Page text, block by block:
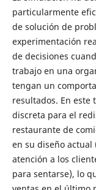
particularmente
de solución de
experimentación
de decisiones
trabajo en una
tengan un
resultados. En
discreta para el
restaurante de
en su diseño actual
atención a los
para sentarse), lo